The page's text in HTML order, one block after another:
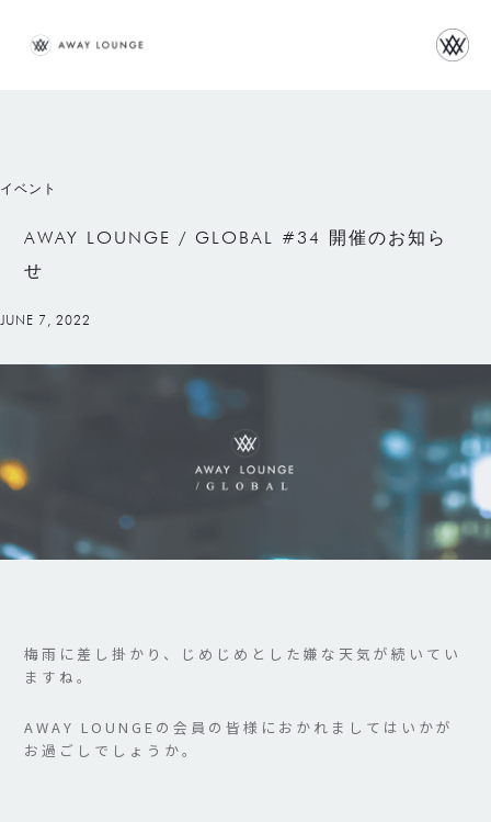
イベント
AWAY LOUNGE / GLOBAL #34 開催のお知ら
せ
JUNE 7, 2022
梅雨に差し掛かり、じめじめとした嫌な天気が続いてい
ますね。
AWAY LOUNGEの会員の皆様におかれましてはいかが
お過ごしでしょうか。